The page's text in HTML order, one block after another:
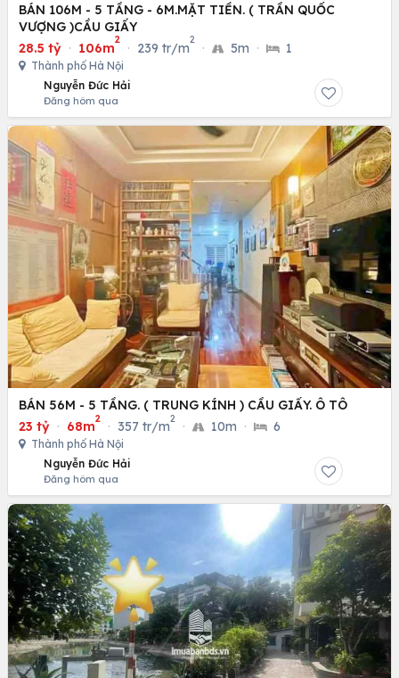
BÁN 106M - 5 TẦNG - 6M.MẶT TIỀN. ( TRẦN QUỐC
VƯỢNG )CẦU GIẤY
28.5 tỷ · 106m
2
· 239 tr/m
2
· 5m · 1
Thành phố Hà Nội
Nguyễn Đức Hải
Đăng hôm qua
BÁN 56M - 5 TẦNG. ( TRUNG KÍNH ) CẦU GIẤY. Ô TÔ
23 tỷ · 68m
2
· 357 tr/m
2
· 10m · 6
Thành phố Hà Nội
Nguyễn Đức Hải
Đăng hôm qua